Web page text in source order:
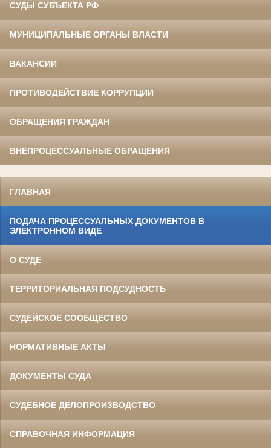
СУДЫ СУБЪЕКТА РФ
МУНИЦИПАЛЬНЫЕ ОРГАНЫ ВЛАСТИ
ВАКАНСИИ
ПРОТИВОДЕЙСТВИЕ КОРРУПЦИИ
ОБРАЩЕНИЯ ГРАЖДАН
ВНЕПРОЦЕССУАЛЬНЫЕ ОБРАЩЕНИЯ
ГЛАВНАЯ
ПОДАЧА ПРОЦЕССУАЛЬНЫХ ДОКУМЕНТОВ В
ЭЛЕКТРОННОМ ВИДЕ
О СУДЕ
ТЕРРИТОРИАЛЬНАЯ ПОДСУДНОСТЬ
СУДЕЙСКОЕ СООБЩЕСТВО
НОРМАТИВНЫЕ АКТЫ
ДОКУМЕНТЫ СУДА
СУДЕБНОЕ ДЕЛОПРОИЗВОДСТВО
СПРАВОЧНАЯ ИНФОРМАЦИЯ